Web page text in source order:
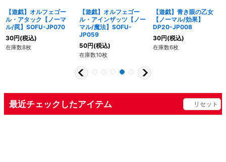
【遊戯】オルフェゴー
ル・アタック【ノーマ
ル/罠】SOFU-JP070
30円(税込)
在庫数8枚
【遊戯】オルフェゴー
ル・アインザッツ【ノー
マル/魔法】SOFU-
JP059
50円(税込)
在庫数10枚
【遊戯】青き眼の乙女
【ノーマル/効果】
DP20-JP008
30円(税込)
在庫数6枚
最近チェックしたアイテム リセット